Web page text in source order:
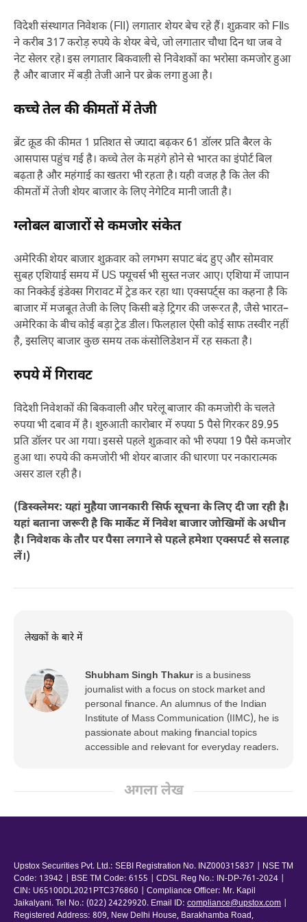
विदेशी संस्थागत निवेशक (FII) लगातार शेयर बेच रहे हैं। शुक्रवार को FIIs
ने करीब 317 करोड़ रुपये के शेयर बेचे, जो लगातार चौथा दिन था जब वे
नेट सेलर रहे। इस लगातार बिकवाली से निवेशकों का भरोसा कमजोर हुआ
है और बाजार में बड़ी तेजी आने पर ब्रेक लगा हुआ है।
कच्चे तेल की कीमतों में तेजी
ब्रेंट क्रूड की कीमत 1 प्रतिशत से ज्यादा बढ़कर 61 डॉलर प्रति बैरल के
आसपास पहुंच गई है। कच्चे तेल के महंगे होने से भारत का इंपोर्ट बिल
बढ़ता है और महंगाई का खतरा भी रहता है। यही वजह है कि तेल की
कीमतों में तेजी शेयर बाजार के लिए नेगेटिव मानी जाती है।
ग्लोबल बाजारों से कमजोर संकेत
अमेरिकी शेयर बाजार शुक्रवार को लगभग सपाट बंद हुए और सोमवार
सुबह एशियाई समय में US फ्यूचर्स भी सुस्त नजर आए। एशिया में जापान
का निक्केई इंडेक्स गिरावट में ट्रेड कर रहा था। एक्सपर्ट्स का कहना है कि
बाजार में मजबूत तेजी के लिए किसी बड़े ट्रिगर की जरूरत है, जैसे भारत–
अमेरिका के बीच कोई बड़ा ट्रेड डील। फिलहाल ऐसी कोई साफ तस्वीर नहीं
है, इसलिए बाजार कुछ समय तक कंसोलिडेशन में रह सकता है।
रुपये में गिरावट
विदेशी निवेशकों की बिकवाली और घरेलू बाजार की कमजोरी के चलते
रुपया भी दबाव में है। शुरुआती कारोबार में रुपया 5 पैसे गिरकर 89.95
प्रति डॉलर पर आ गया। इससे पहले शुक्रवार को भी रुपया 19 पैसे कमजोर
हुआ था। रुपये की कमजोरी भी शेयर बाजार की धारणा पर नकारात्मक
असर डाल रही है।
(डिस्क्लेमर: यहां मुहैया जानकारी सिर्फ सूचना के लिए दी जा रही है।
यहां बताना जरूरी है कि मार्केट में निवेश बाजार जोखिमों के अधीन
है। निवेशक के तौर पर पैसा लगाने से पहले हमेशा एक्सपर्ट से सलाह
लें।)
लेखकों के बारे में
Shubham Singh Thakur is a business
journalist with a focus on stock market and
personal finance. An alumnus of the Indian
Institute of Mass Communication (IIMC), he is
passionate about making financial topics
accessible and relevant for everyday readers.
अगला लेख
Upstox Securities Pvt. Ltd.: SEBI Registration No. INZ000315837 | NSE TM
Code: 13942 | BSE TM Code: 6155 | CDSL Reg No.: IN-DP-761-2024 |
CIN: U65100DL2021PTC376860 | Compliance Officer: Mr. Kapil
Jaikalyani. Tel No.: (022) 24229920. Email ID: compliance@upstox.com
Registered Address: 809, New Delhi House, Barakhamba Road,